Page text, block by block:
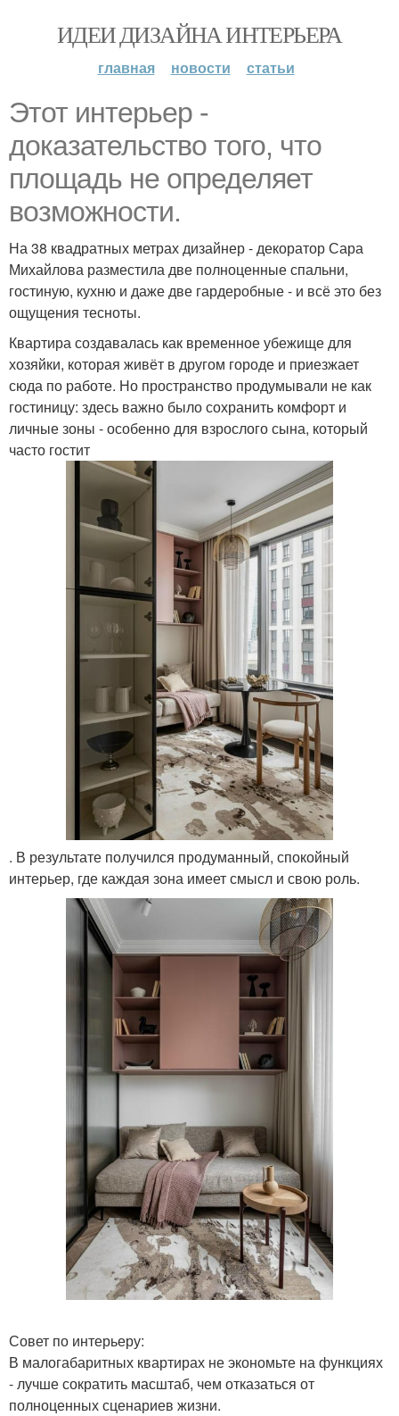
ИДЕИ ДИЗАЙНА ИНТЕРЬЕРА
главная новости статьи
Этот интерьер -
доказательство того, что
площадь не определяет
возможности.
На 38 квадратных метрах дизайнер - декоратор Сара
Михайлова разместила две полноценные спальни,
гостиную, кухню и даже две гардеробные - и всё это без
ощущения тесноты.
Квартира создавалась как временное убежище для
хозяйки, которая живёт в другом городе и приезжает
сюда по работе. Но пространство продумывали не как
гостиницу: здесь важно было сохранить комфорт и
личные зоны - особенно для взрослого сына, который
часто гостит
. В результате получился продуманный, спокойный
интерьер, где каждая зона имеет смысл и свою роль.
Совет по интерьеру:
В малогабаритных квартирах не экономьте на функциях
- лучше сократить масштаб, чем отказаться от
полноценных сценариев жизни.